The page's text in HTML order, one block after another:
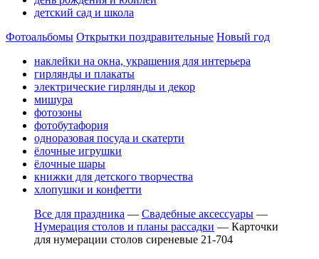
детский сад и школа
Фотоальбомы Открытки поздравительные Новый год
наклейки на окна, украшения для интерьера
гирлянды и плакаты
электрические гирлянды и декор
мишура
фотозоны
фотобутафория
одноразовая посуда и скатерти
ёлочные игрушки
ёлочные шары
книжки для детского творчества
хлопушки и конфетти
Все для праздника — Свадебные аксессуары —
Нумерация столов и планы рассадки — Карточки
для нумерации столов сиреневые 21-704